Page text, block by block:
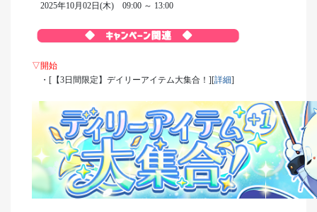
2025年10月02日(木) 09:00 ～ 13:00
▽開始
・[【3日間限定】デイリーアイテム大集合！][詳細]